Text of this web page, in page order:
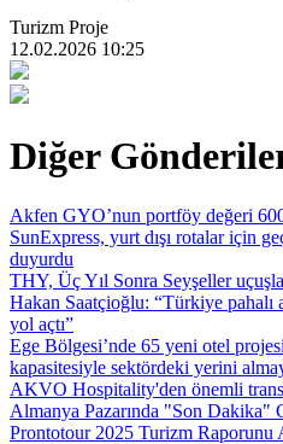
Turizm Proje
12.02.2026 10:25
Diğer
Akfen GYO’nun portföy değeri
SunExpress, yurt dışı rotalar için
duyurdu
THY, Üç Yıl Sonra Seyşeller
Hakan Saatçioğlu: “Türkiye pahalı
yol açtı”
Ege Bölgesi’nde 65 yeni otel
kapasitesiyle sektördeki yerini
AKVO Hospitality'den önemli
Almanya Pazarında "Son Dakika"
Prontotour 2025 Turizm Raporunu